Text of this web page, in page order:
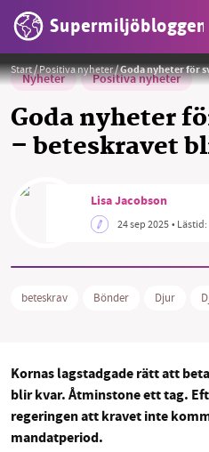
Supermiljöbloggen
OMRÅDEN
OM OSS
Sök
Facebook
Start/Positiva nyheter/Goda nyheter för
Nyheter Positiva nyheter
Goda nyheter
– beteskravet
Lisa Jacobson
24 sep 2025• Lästid:
beteskrav Bönder Djur
Kornas lagstadgade rätt att
blir kvar. Åtminstone ett tag.
regeringen att kravet inte
mandatperiod.